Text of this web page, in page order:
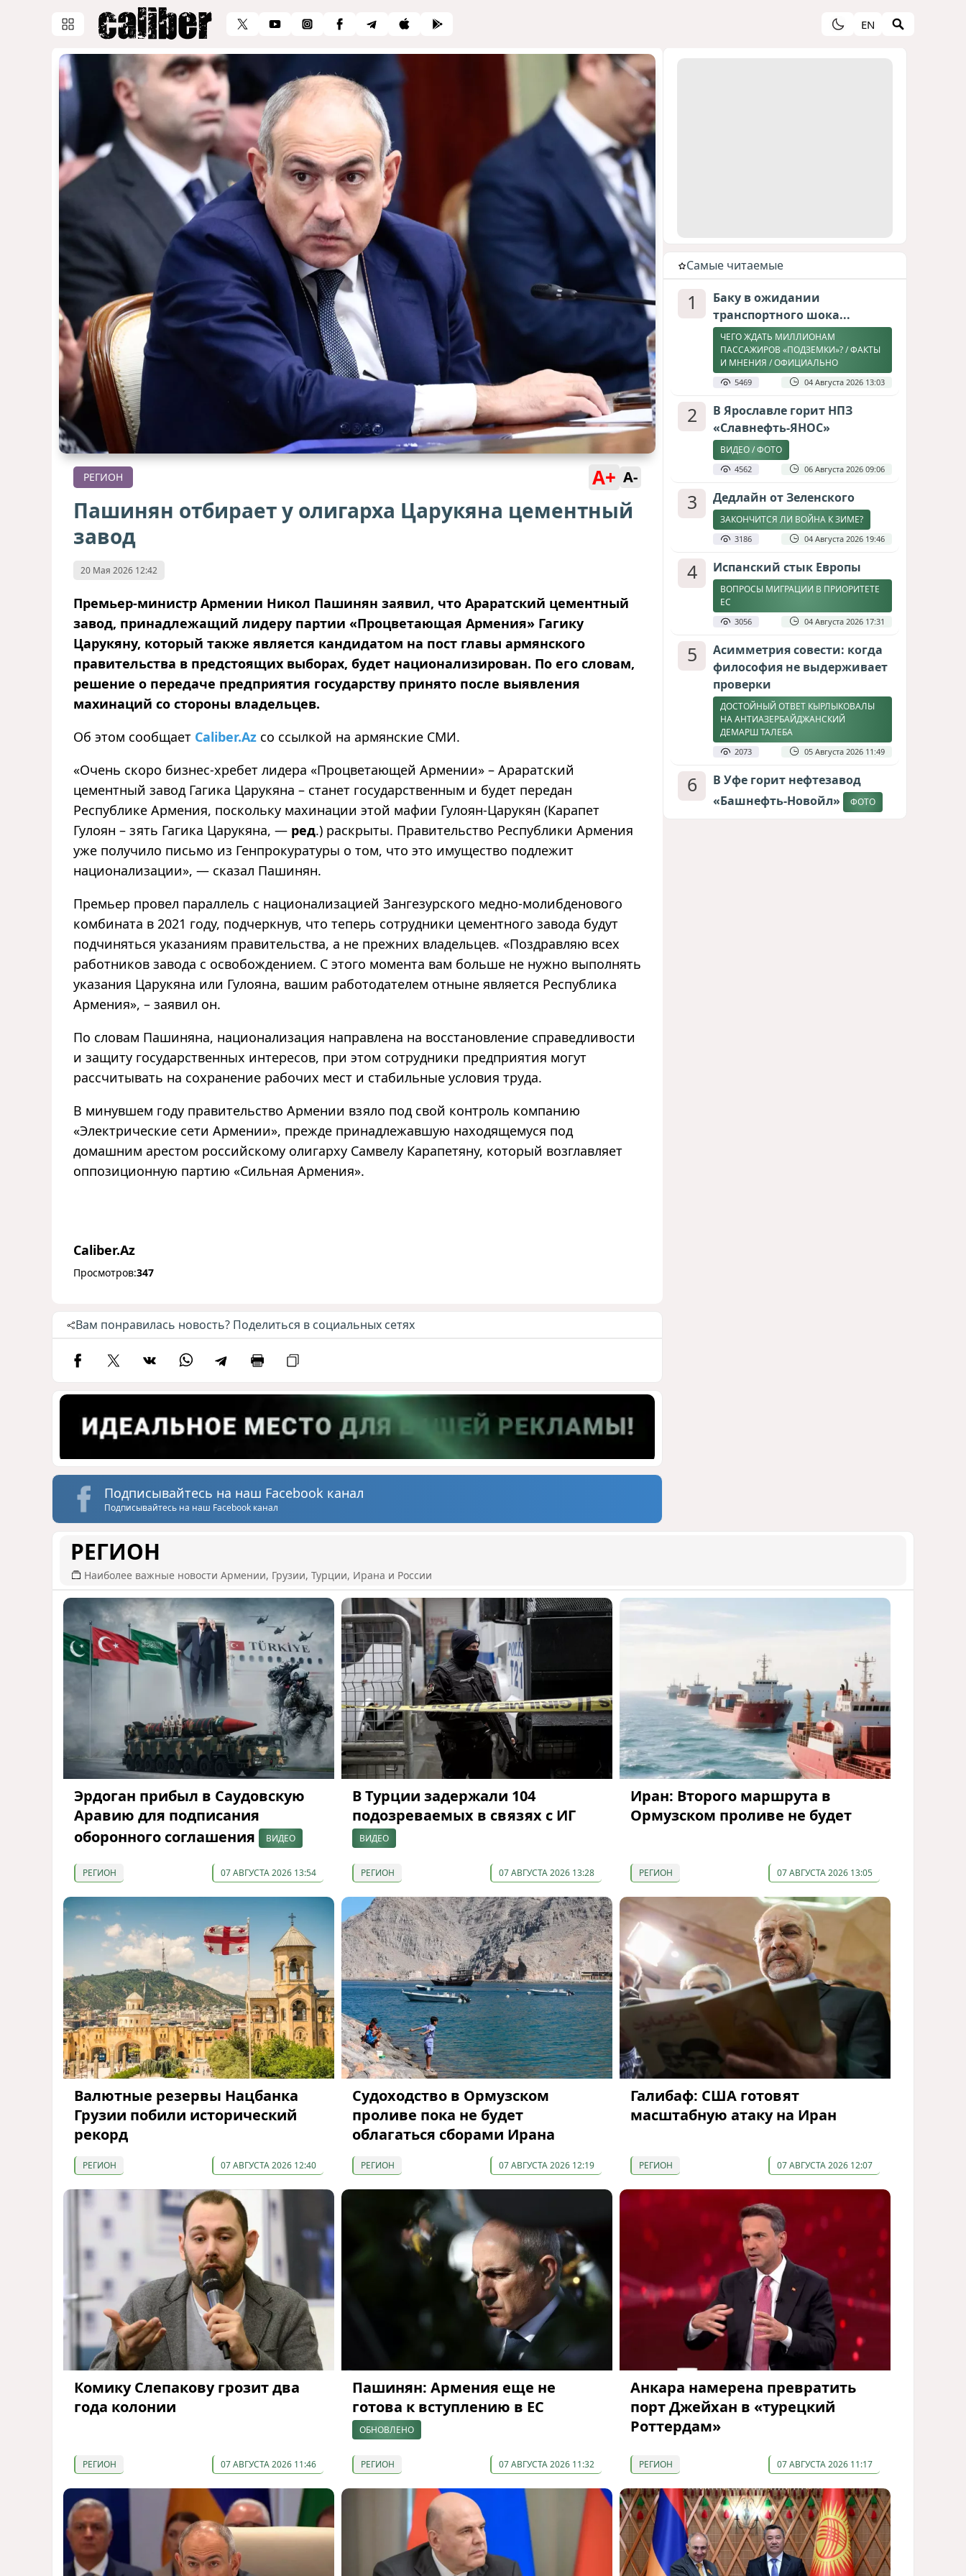
EN
РЕГИОН A+ A-
Пашинян отбирает у олигарха Царукяна цементный
завод
20 Мая 2026 12:42
Премьер-министр Армении Никол Пашинян заявил, что Араратский цементный
завод, принадлежащий лидеру партии «Процветающая Армения» Гагику
Царукяну, который также является кандидатом на пост главы армянского
правительства в предстоящих выборах, будет национализирован. По его словам,
решение о передаче предприятия государству принято после выявления
махинаций со стороны владельцев.
Об этом сообщает Caliber.Az со ссылкой на армянские СМИ.
«Очень скоро бизнес-хребет лидера «Процветающей Армении» – Араратский
цементный завод Гагика Царукяна – станет государственным и будет передан
Республике Армения, поскольку махинации этой мафии Гулоян-Царукян (Карапет
Гулоян – зять Гагика Царукяна, — ред.) раскрыты. Правительство Республики Армения
уже получило письмо из Генпрокуратуры о том, что это имущество подлежит
национализации», — сказал Пашинян.
Премьер провел параллель с национализацией Зангезурского медно-молибденового
комбината в 2021 году, подчеркнув, что теперь сотрудники цементного завода будут
подчиняться указаниям правительства, а не прежних владельцев. «Поздравляю всех
работников завода с освобождением. С этого момента вам больше не нужно выполнять
указания Царукяна или Гулояна, вашим работодателем отныне является Республика
Армения», – заявил он.
По словам Пашиняна, национализация направлена на восстановление справедливости
и защиту государственных интересов, при этом сотрудники предприятия могут
рассчитывать на сохранение рабочих мест и стабильные условия труда.
В минувшем году правительство Армении взяло под свой контроль компанию
«Электрические сети Армении», прежде принадлежавшую находящемуся под
домашним арестом российскому олигарху Самвелу Карапетяну, который возглавляет
оппозиционную партию «Сильная Армения».
Caliber.Az
Просмотров:347
Вам понравилась новость? Поделиться в социальных сетях
Подписывайтесь на наш Facebook канал
Подписывайтесь на наш Facebook канал
Cамые читаемые
1
Баку в ожидании
транспортного шока...
ЧЕГО ЖДАТЬ МИЛЛИОНАМ
ПАССАЖИРОВ «ПОДЗЕМКИ»? / ФАКТЫ
И МНЕНИЯ / ОФИЦИАЛЬНО
5469 04 Августа 2026 13:03
2
В Ярославле горит НПЗ
«Славнефть-ЯНОС»
ВИДЕО / ФОТО
4562 06 Августа 2026 09:06
3 Дедлайн от Зеленского
ЗАКОНЧИТСЯ ЛИ ВОЙНА К ЗИМЕ?
3186 04 Августа 2026 19:46
4 Испанский стык Европы
ВОПРОСЫ МИГРАЦИИ В ПРИОРИТЕТЕ
ЕС
3056 04 Августа 2026 17:31
5
Асимметрия совести: когда
философия не выдерживает
проверки
ДОСТОЙНЫЙ ОТВЕТ КЫРЛЫКОВАЛЫ
НА АНТИАЗЕРБАЙДЖАНСКИЙ
ДЕМАРШ ТАЛЕБА
2073 05 Августа 2026 11:49
6
В Уфе горит нефтезавод
«Башнефть-Новойл»
ФОТО
РЕГИОН
Наиболее важные новости Армении, Грузии, Турции, Ирана и России
Эрдоган прибыл в Саудовскую
Аравию для подписания
оборонного соглашения
ВИДЕО
РЕГИОН 07 АВГУСТА 2026 13:54
В Турции задержали 104
подозреваемых в связях с ИГ
ВИДЕО
РЕГИОН 07 АВГУСТА 2026 13:28
Иран: Второго маршрута в
Ормузском проливе не будет
РЕГИОН 07 АВГУСТА 2026 13:05
Валютные резервы Нацбанка
Грузии побили исторический
рекорд
РЕГИОН 07 АВГУСТА 2026 12:40
Судоходство в Ормузском
проливе пока не будет
облагаться сборами Ирана
РЕГИОН 07 АВГУСТА 2026 12:19
Галибаф: США готовят
масштабную атаку на Иран
РЕГИОН 07 АВГУСТА 2026 12:07
Комику Слепакову грозит два
года колонии
РЕГИОН 07 АВГУСТА 2026 11:46
Пашинян: Армения еще не
готова к вступлению в ЕС
ОБНОВЛЕНО
РЕГИОН 07 АВГУСТА 2026 11:32
Анкара намерена превратить
порт Джейхан в «турецкий
Роттердам»
РЕГИОН 07 АВГУСТА 2026 11:17